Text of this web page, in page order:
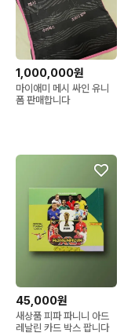
1,000,000원
마이애미 메시 싸인 유니
폼 판매합니다
45,000원
새상품 피파 파니니 아드
레날린 카드 박스 팝니다